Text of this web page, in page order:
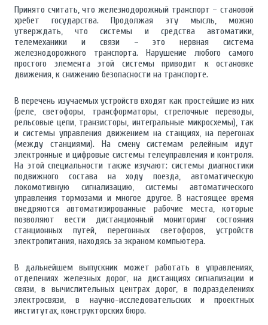
Принято считать, что железнодорожный транспорт – становой
хребет государства. Продолжая эту мысль, можно
утверждать, что системы и средства автоматики,
телемеханики и связи – это нервная система
железнодорожного транспорта. Нарушение любого самого
простого элемента этой системы приводит к остановке
движения, к снижению безопасности на транспорте.
В перечень изучаемых устройств входят как простейшие из них
(реле, светофоры, трансформаторы, стрелочные переводы,
рельсовые цепи, транзисторы, интегральные микросхемы), так
и системы управления движением на станциях, на перегонах
(между станциями). На смену системам релейным идут
электронные и цифровые системы телеуправления и контроля.
На этой специальности также изучают: системы диагностики
подвижного состава на ходу поезда, автоматическую
локомотивную сигнализацию, системы автоматического
управления тормозами и многое другое. В настоящее время
внедряются автоматизированные рабочие места, которые
позволяют вести дистанционный мониторинг состояния
станционных путей, перегонных светофоров, устройств
электропитания, находясь за экраном компьютера.
В дальнейшем выпускник может работать в управлениях,
отделениях железных дорог, на дистанциях сигнализации и
связи, в вычислительных центрах дорог, в подразделениях
электросвязи, в научно-исследовательских и проектных
институтах, конструкторских бюро.